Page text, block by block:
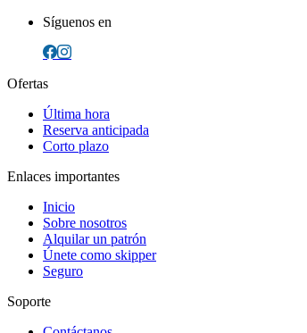
Síguenos en
Ofertas
Última hora
Reserva anticipada
Corto plazo
Enlaces importantes
Inicio
Sobre nosotros
Alquilar un patrón
Únete como skipper
Seguro
Soporte